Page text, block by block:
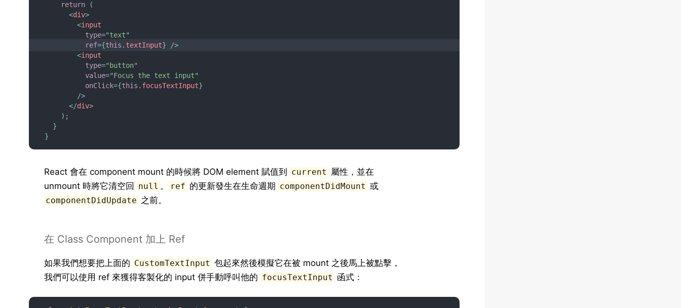
return
(
<div>
<input
type="text"
ref={this . textInput}
/>
<input
type=" button"
value="Focus the text input"
onClick={this . focusTextInput}
/>
</div>
) ;
}
}
React 會在 component mount 的時候將 DOM element 賦值到 current 屬性，並在
unmount 時將它清空回
null 。 ref 的更新發生在生命週期 componentDidMount 或
componentDidUpdate 之前。
在 Class Component 加上 Ref
如果我們想要把上面的 CustomTextInput 包起來然後模擬它在被 mount 之後馬上被點擊，
我們可以使用 ref 來獲得客製化的 input 併手動呼叫他的 focusTextInput 函式：